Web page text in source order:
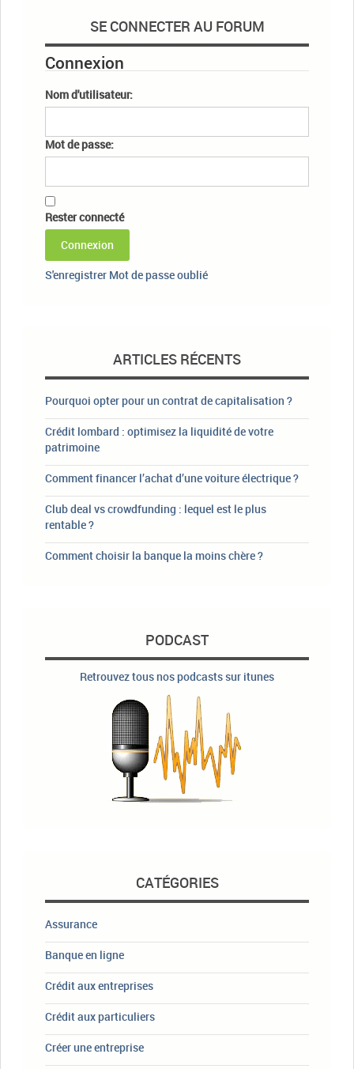
SE CONNECTER AU FORUM
Connexion
Nom d'utilisateur:
Mot de passe:
Rester connecté
Connexion
S'enregistrer Mot de passe oublié
ARTICLES RÉCENTS
Pourquoi opter pour un contrat de capitalisation ?
Crédit lombard : optimisez la liquidité de votre
patrimoine
Comment financer l’achat d’une voiture électrique ?
Club deal vs crowdfunding : lequel est le plus
rentable ?
Comment choisir la banque la moins chère ?
PODCAST
Retrouvez tous nos podcasts sur itunes
CATÉGORIES
Assurance
Banque en ligne
Crédit aux entreprises
Crédit aux particuliers
Créer une entreprise